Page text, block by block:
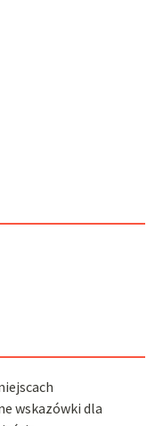
wskazówki dla